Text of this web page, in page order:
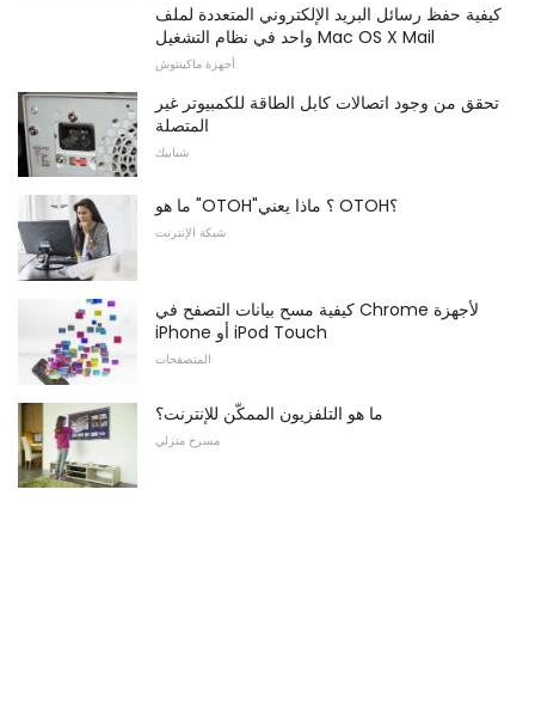
كيفية حفظ رسائل البريد الإلكتروني المتعددة لملف
واحد في نظام التشغيل Mac OS X Mail
أجهزة ماكينتوش
تحقق من وجود اتصالات كابل الطاقة للكمبيوتر غير
المتصلة
شبابيك
ما هو "OTOH"؟ ماذا يعني OTOH؟
شبكة الإنترنت
كيفية مسح بيانات التصفح في Chrome لأجهزة
iPhone أو iPod Touch
المتصفحات
ما هو التلفزيون الممكّن للإنترنت؟
مسرح منزلي